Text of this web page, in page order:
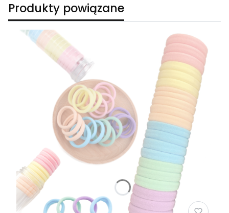
Produkty powiązane